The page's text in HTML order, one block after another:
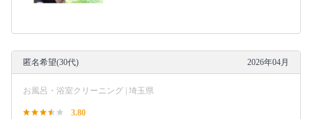
匿名希望(30代) 2026年04月
お風呂・浴室クリーニング | 埼玉県
3.80